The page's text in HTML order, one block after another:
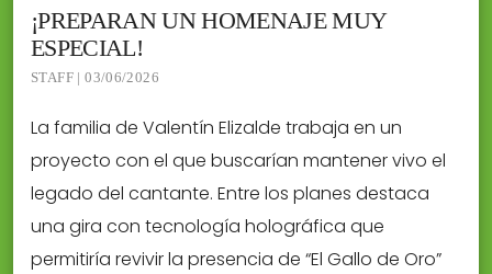
¡PREPARAN UN HOMENAJE MUY
ESPECIAL!
STAFF | 03/06/2026
La familia de Valentín Elizalde trabaja en un
proyecto con el que buscarían mantener vivo el
legado del cantante. Entre los planes destaca
una gira con tecnología holográfica que
permitiría revivir la presencia de “El Gallo de Oro”